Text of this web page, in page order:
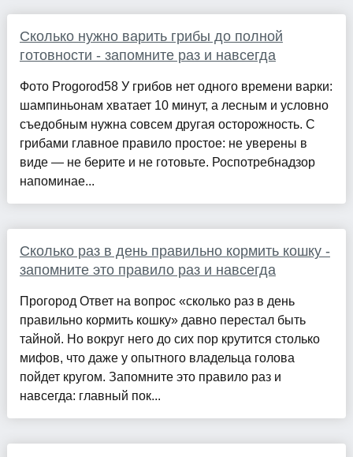
Сколько нужно варить грибы до полной
готовности - запомните раз и навсегда
Фото Progorod58 У грибов нет одного времени варки:
шампиньонам хватает 10 минут, а лесным и условно
съедобным нужна совсем другая осторожность. С
грибами главное правило простое: не уверены в
виде — не берите и не готовьте. Роспотребнадзор
напоминае...
Сколько раз в день правильно кормить кошку -
запомните это правило раз и навсегда
Прогород Ответ на вопрос «сколько раз в день
правильно кормить кошку» давно перестал быть
тайной. Но вокруг него до сих пор крутится столько
мифов, что даже у опытного владельца голова
пойдет кругом. Запомните это правило раз и
навсегда: главный пок...